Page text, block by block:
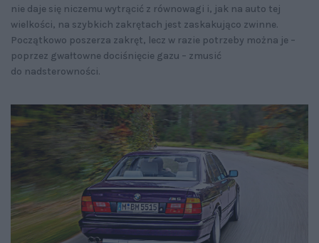
nie daje się niczemu wytrącić z równowagi i, jak na auto tej
wielkości, na szybkich zakrętach jest zaskakująco zwinne.
Początkowo poszerza zakręt, lecz w razie potrzeby można je –
poprzez gwałtowne dociśnięcie gazu – zmusić
do nadsterowności.